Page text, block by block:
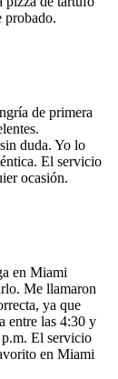
probado.
de primera
duda. Yo lo
El servicio
ocasión.
en Miami
Me llamaron
ya que
entre las 4:30 y
El servicio
en Miami